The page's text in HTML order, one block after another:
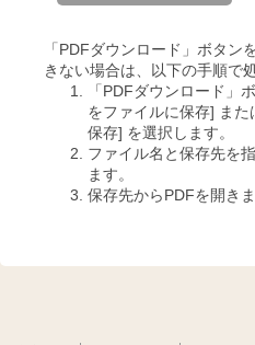
「PDFダウンロード」ボタン
きない場合は、以下の手順で
「PDFダウンロード」
をファイルに保存] ま
保存] を選択します。
ファイル名と保存先を
ます。
保存先からPDFを開きま